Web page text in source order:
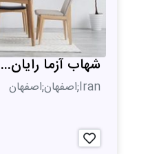
شهاب آزما رایان...
Iran;اصفهان;اصفهان